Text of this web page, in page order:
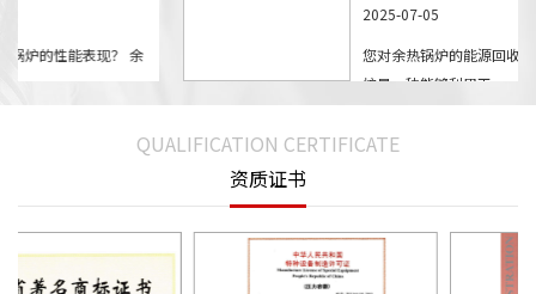
如何有效地监测和管理余热锅炉的性能表现？ 余
热锅炉是一种能够利...
QUALIFICATION CERTIFICATE
资质证书